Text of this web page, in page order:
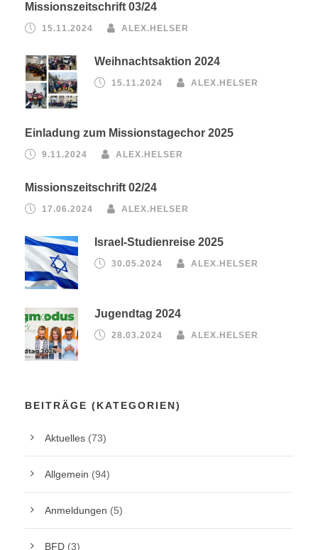
Missionszeitschrift 03/24
15.11.2024 ALEX.HELSER
Weihnachtsaktion 2024
15.11.2024 ALEX.HELSER
Einladung zum Missionstagechor 2025
9.11.2024 ALEX.HELSER
Missionszeitschrift 02/24
17.06.2024 ALEX.HELSER
Israel-Studienreise 2025
30.05.2024 ALEX.HELSER
Jugendtag 2024
28.03.2024 ALEX.HELSER
BEITRÄGE (KATEGORIEN)
Aktuelles (73)
Allgemein (94)
Anmeldungen (5)
BFD (3)